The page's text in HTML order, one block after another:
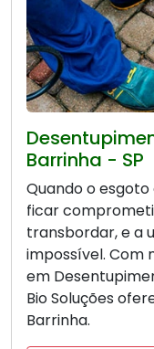
Barrinha - SP
Quando o
ficar
transbordar, e a
impossível. Com
em
Bio Soluções
Barrinha.